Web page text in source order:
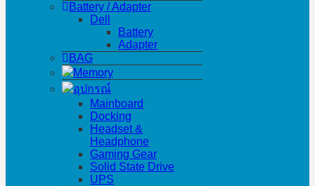
Battery / Adapter
Dell
Battery
Adapter
BAG
Memory
อุปกรณ์
Mainboard
Docking
Headset &
Headphone
Gaming Gear
Solid State Drive
UPS